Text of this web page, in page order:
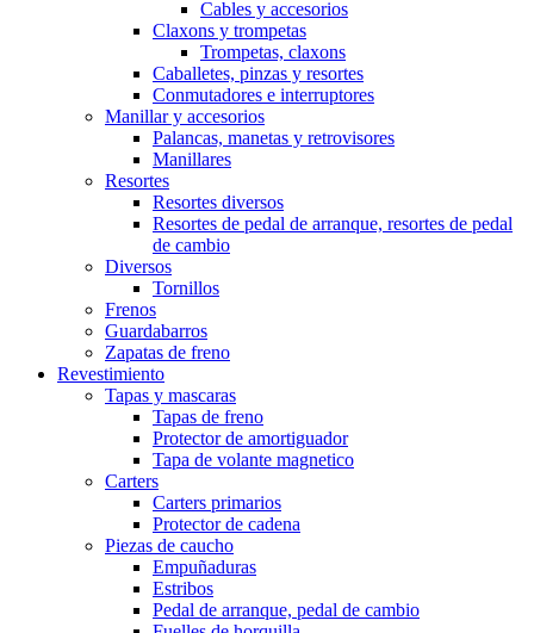
Cables y accesorios
Claxons y trompetas
Trompetas, claxons
Caballetes, pinzas y resortes
Conmutadores e interruptores
Manillar y accesorios
Palancas, manetas y retrovisores
Manillares
Resortes
Resortes diversos
Resortes de pedal de arranque, resortes de pedal
de cambio
Diversos
Tornillos
Frenos
Guardabarros
Zapatas de freno
Revestimiento
Tapas y mascaras
Tapas de freno
Protector de amortiguador
Tapa de volante magnetico
Carters
Carters primarios
Protector de cadena
Piezas de caucho
Empuñaduras
Estribos
Pedal de arranque, pedal de cambio